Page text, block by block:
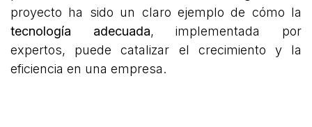
proyecto ha sido un claro ejemplo de cómo la
tecnología adecuada, implementada por
expertos, puede catalizar el crecimiento y la
eficiencia en una empresa.